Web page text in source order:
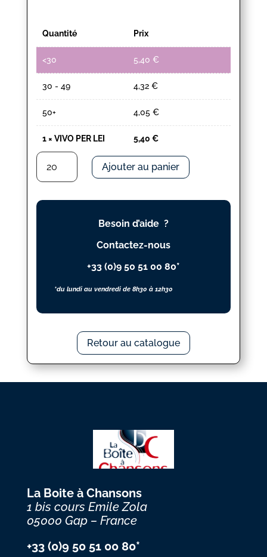
Quantité Prix
<30 5,40 €
30 - 49 4,32 €
50+ 4,05 €
1× VIVO PER LEI 5,40 €
quantité
VIVO
PER
Ajouter au panier
Besoin d’aide ?
Contactez-nous
+33 (0)9 50 51 00 80*
*du lundi au vendredi de 8h30 à 12h30
Retour au catalogue
La Boite à Chansons
1 bis cours Emile Zola
05000 Gap – France
+33 (0)9 50 51 00 80*